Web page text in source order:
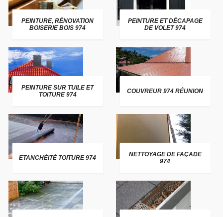
PEINTURE, RÉNOVATION
BOISERIE BOIS 974
PEINTURE ET DÉCAPAGE
DE VOLET 974
PEINTURE SUR TUILE ET
TOITURE 974
COUVREUR 974 RÉUNION
ETANCHÉITÉ TOITURE 974
NETTOYAGE DE FAÇADE
974